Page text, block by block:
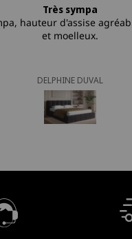
Très sympa
hauteur d'assise
et moelleux.
DELPHINE DUVAL